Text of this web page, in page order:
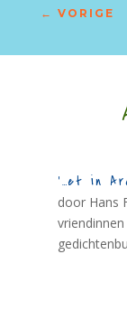
← VORIGE
‘…et in
door Hans